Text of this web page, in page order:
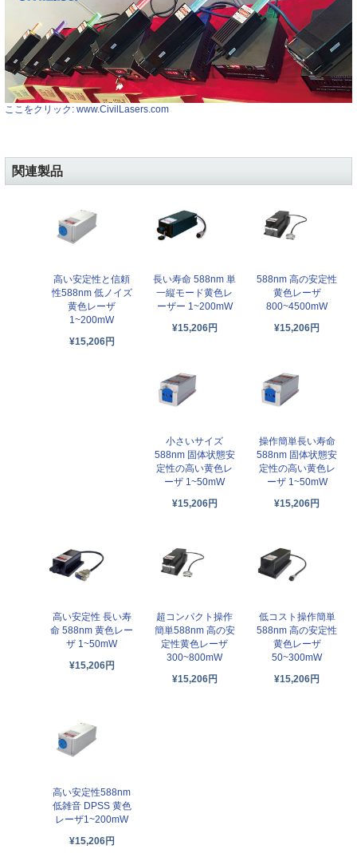
ここをクリック: www.CivilLasers.com
関連製品
高い安定性と信頼
性588nm 低ノイズ
黄色レーザ
1~200mW
¥15,206円
長い寿命 588nm 単
一縦モード黄色レ
ーザー 1~200mW
¥15,206円
588nm 高の安定性
黄色レーザ
800~4500mW
¥15,206円
小さいサイズ
588nm 固体状態安
定性の高い黄色レ
ーザ 1~50mW
¥15,206円
操作簡単長い寿命
588nm 固体状態安
定性の高い黄色レ
ーザ 1~50mW
¥15,206円
高い安定性 長い寿
命 588nm 黄色レー
ザ 1~50mW
¥15,206円
超コンパクト操作
簡単588nm 高の安
定性黄色レーザ
300~800mW
¥15,206円
低コスト操作簡単
588nm 高の安定性
黄色レーザ
50~300mW
¥15,206円
高い安定性588nm
低雑音 DPSS 黄色
レーザ1~200mW
¥15,206円